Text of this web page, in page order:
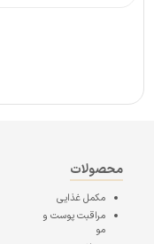
محصولات
مکمل غذایی
مراقبت پوست و
مو